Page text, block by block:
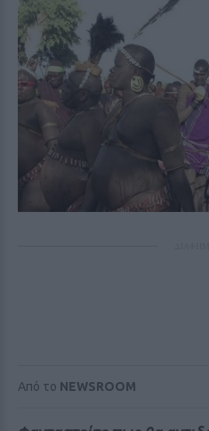
Από το NEWSROOM